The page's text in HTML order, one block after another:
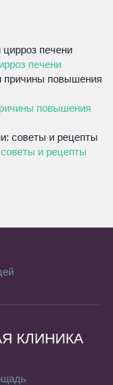
печени
повышения
и рецепты
КЛИНИКА